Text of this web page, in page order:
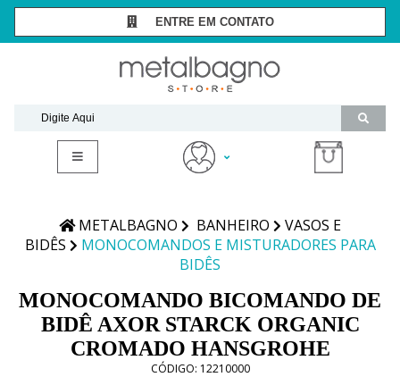
ENTRE EM CONTATO
SÃO PAULO - (11) 3081-7006
RIO DE JANEIRO -
(21) 2294-8091
(11) 99467-1909
METALBAGNO BANHEIRO
VASOS E
BIDÊS
MONOCOMANDOS E MISTURADORES PARA
BIDÊS
MONOCOMANDO BICOMANDO DE
BIDÊ AXOR STARCK ORGANIC
CROMADO HANSGROHE
CÓDIGO: 12210000